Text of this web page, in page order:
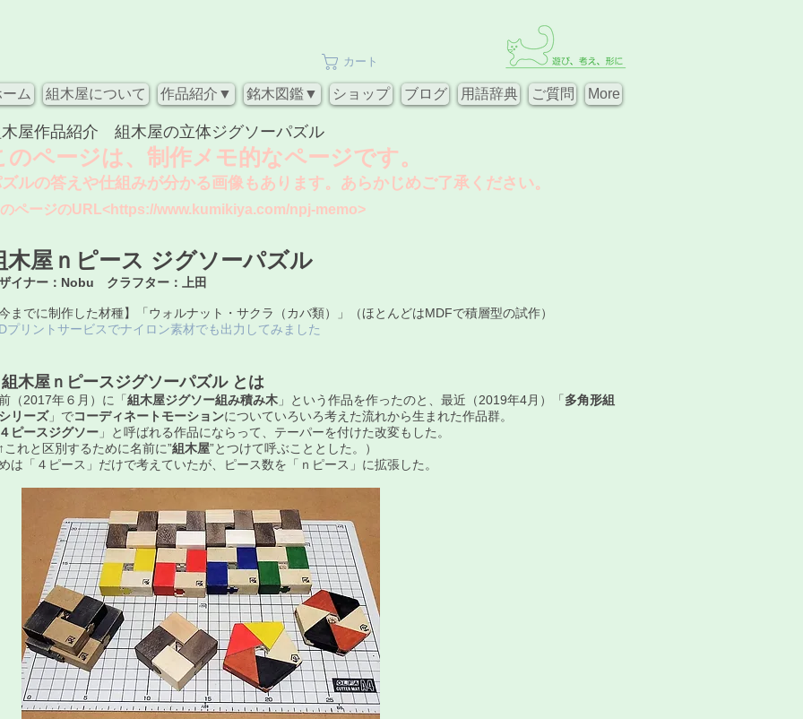
カート
ーム 組木屋について 作品紹介▼ 銘木図鑑▼ ショップ ブログ 用語辞典 ご質問 More
屋作品紹介 組木屋の立体ジグソーパズル
のページは、制作メモ的なページです。
ルの答えや仕組みが分かる画像もあります。あらかじめご了承ください。
ページのURL< https://www.kumikiya.com/npj-memo>
木屋ｎピース ジグソーパズル
イナー：Nobu クラフター：上田
今までに制作した材種】「ウォルナット・サクラ（カバ類）」（ほとんどはMDFで積層型の試作）
プリントサービスでナイロン素材でも出力してみました
組木屋ｎピースジグソーパズル とは
（2017年６月）に「 組木屋ジグソー組み積み木 」という作品を作ったのと、最近（2019年4月）「 多角形組
リーズ」でコーディネートモーションについていろいろ考えた流れから生まれた作品群。
４ピースジグソー 」と呼ばれる作品にならって、テーパーを付けた改変もした。
↑これと区別するために名前に”組木屋”とつけて呼ぶこととした。）
は「４ピース」だけで考えていたが、ピース数を「ｎピース」に拡張した。